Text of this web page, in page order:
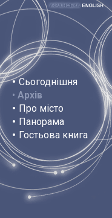
• Сьогоднішня
• Архів
• Про місто
• Панорама
• Гостьова книга